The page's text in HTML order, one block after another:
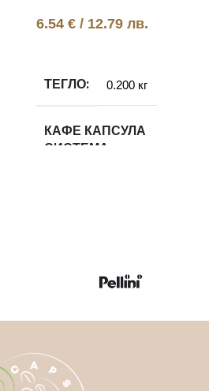
6.54 € / 12.79 лв.
ТЕГЛО 0.200 кг
КАФЕ КАПСУЛА
СИСТЕМА
Арабика и Робуста
КАФЕ КАПСУЛA
Lavazza